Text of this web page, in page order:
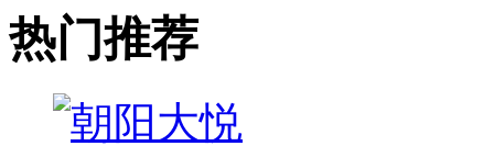
热门推荐